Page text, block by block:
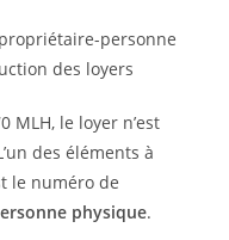
MLH, le loyer n’est
des éléments à
le numéro de
physique.